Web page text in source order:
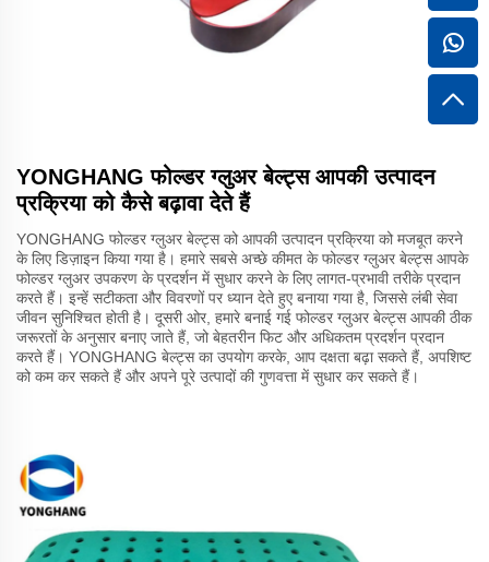
YONGHANG फोल्डर ग्लुअर बेल्ट्स आपकी उत्पादन
प्रक्रिया को कैसे बढ़ावा देते हैं
YONGHANG फोल्डर ग्लुअर बेल्ट्स को आपकी उत्पादन प्रक्रिया को मजबूत करने
के लिए डिज़ाइन किया गया है। हमारे सबसे अच्छे कीमत के फोल्डर ग्लुअर बेल्ट्स आपके
फोल्डर ग्लुअर उपकरण के प्रदर्शन में सुधार करने के लिए लागत-प्रभावी तरीके प्रदान
करते हैं। इन्हें सटीकता और विवरणों पर ध्यान देते हुए बनाया गया है, जिससे लंबी सेवा
जीवन सुनिश्चित होती है। दूसरी ओर, हमारे बनाई गई फोल्डर ग्लुअर बेल्ट्स आपकी ठीक
जरूरतों के अनुसार बनाए जाते हैं, जो बेहतरीन फिट और अधिकतम प्रदर्शन प्रदान
करते हैं। YONGHANG बेल्ट्स का उपयोग करके, आप दक्षता बढ़ा सकते हैं, अपशिष्ट
को कम कर सकते हैं और अपने पूरे उत्पादों की गुणवत्ता में सुधार कर सकते हैं।